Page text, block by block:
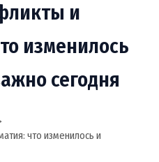
и
изменилось
сегодня
что изменилось и